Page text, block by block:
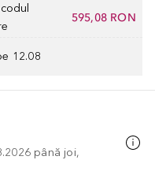
595,08 RON
12.08
până joi,